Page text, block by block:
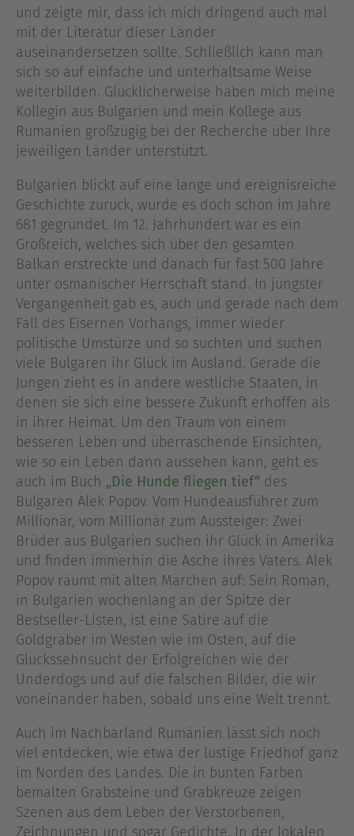
und zeigte mir, dass ich mich dringend auch mal
mit der Literatur dieser Länder
auseinandersetzen sollte. Schließlich kann man
sich so auf einfache und unterhaltsame Weise
weiterbilden. Glücklicherweise haben mich meine
Kollegin aus Bulgarien und mein Kollege aus
Rumänien großzügig bei der Recherche über Ihre
jeweiligen Länder unterstützt.
Bulgarien blickt auf eine lange und ereignisreiche
Geschichte zurück, wurde es doch schon im Jahre
681 gegründet. Im 12. Jahrhundert war es ein
Großreich, welches sich über den gesamten
Balkan erstreckte und danach für fast 500 Jahre
unter osmanischer Herrschaft stand. In jüngster
Vergangenheit gab es, auch und gerade nach dem
Fall des Eisernen Vorhangs, immer wieder
politische Umstürze und so suchten und suchen
viele Bulgaren ihr Glück im Ausland. Gerade die
Jungen zieht es in andere westliche Staaten, in
denen sie sich eine bessere Zukunft erhoffen als
in ihrer Heimat. Um den Traum von einem
besseren Leben und überraschende Einsichten,
wie so ein Leben dann aussehen kann, geht es
auch im Buch „Die Hunde fliegen tief“ des
Bulgaren Alek Popov. Vom Hundeausführer zum
Millionär, vom Millionär zum Aussteiger: Zwei
Brüder aus Bulgarien suchen ihr Glück in Amerika
und finden immerhin die Asche ihres Vaters. Alek
Popov räumt mit alten Märchen auf: Sein Roman,
in Bulgarien wochenlang an der Spitze der
Bestseller-Listen, ist eine Satire auf die
Goldgräber im Westen wie im Osten, auf die
Glückssehnsucht der Erfolgreichen wie der
Underdogs und auf die falschen Bilder, die wir
voneinander haben, sobald uns eine Welt trennt.
Auch im Nachbarland Rumänien lässt sich noch
viel entdecken, wie etwa der lustige Friedhof ganz
im Norden des Landes. Die in bunten Farben
bemalten Grabsteine und Grabkreuze zeigen
Szenen aus dem Leben der Verstorbenen,
Zeichnungen und sogar Gedichte. In der lokalen